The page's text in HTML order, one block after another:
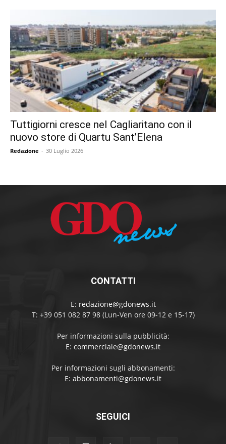
Tuttigiorni cresce nel Cagliaritano con il
nuovo store di Quartu Sant’Elena
Redazione - 30 Luglio 2026
CONTATTI
E: redazione@gdonews.it
T: +39 051 082 87 98 (Lun-Ven ore 09-12 e 15-17)
Per informazioni sulla pubblicità:
E: commerciale@gdonews.it
Per informazioni sugli abbonamenti:
E: abbonamenti@gdonews.it
SEGUICI